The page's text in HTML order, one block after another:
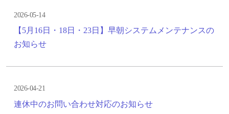
2026-05-14
【5月16日・18日・23日】早朝システムメンテナンスの
お知らせ
2026-04-21
連休中のお問い合わせ対応のお知らせ